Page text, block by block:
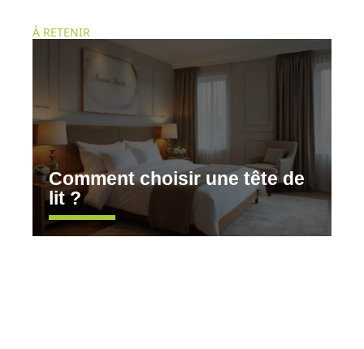
À RETENIR
Comment choisir une tête de
lit ?